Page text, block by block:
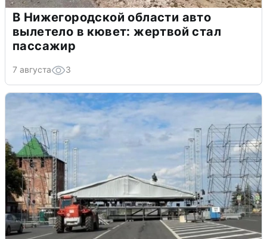
В Нижегородской области авто
вылетело в кювет: жертвой стал
пассажир
7 августа 3